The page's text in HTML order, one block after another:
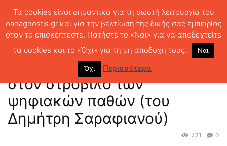
Modern Love: Εγωρεύματα στον στρόβιλο
των ψηφιακών παθών (του Δημήτρη Σαραφιανού)
Modern Love: Εγωρεύματα
στον στρόβιλο των
ψηφιακών παθών (του
Δημήτρη Σαραφιανού)
0
731
Τα cookies είναι σημαντικά για τη σωστή λειτουργία του
oanagnostis.gr και για την βελτίωση της δικής σας εμπειρίας
όταν το επισκέπτεστε. Πατήστε το «Ναι» για να αποδεχτείτε
τα cookies και το «Όχι» για τη μη αποδοχή τους.
Ναι
Όχι Περισσότερα